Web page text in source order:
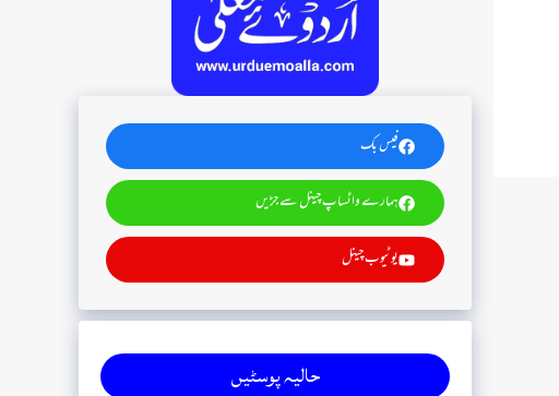
فیس بک
ہمارے واٹساپ چینل سے جڑیں
یوٹیوب چینل
حالیہ پوسٹیں